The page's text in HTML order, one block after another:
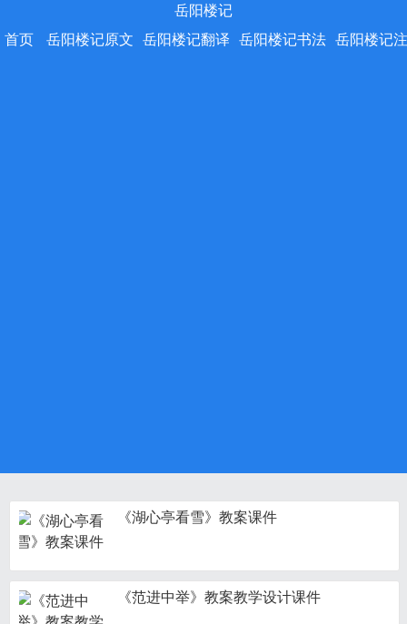
岳阳楼记
首页
岳阳楼记原文 岳阳楼记翻译 岳阳楼记书法 岳阳楼记
《湖心亭看雪》教案课件
《范进中举》教案教学设计课件